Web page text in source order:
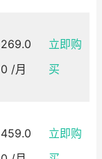
269.0
0 /月
立即购
买
459.0
立即购